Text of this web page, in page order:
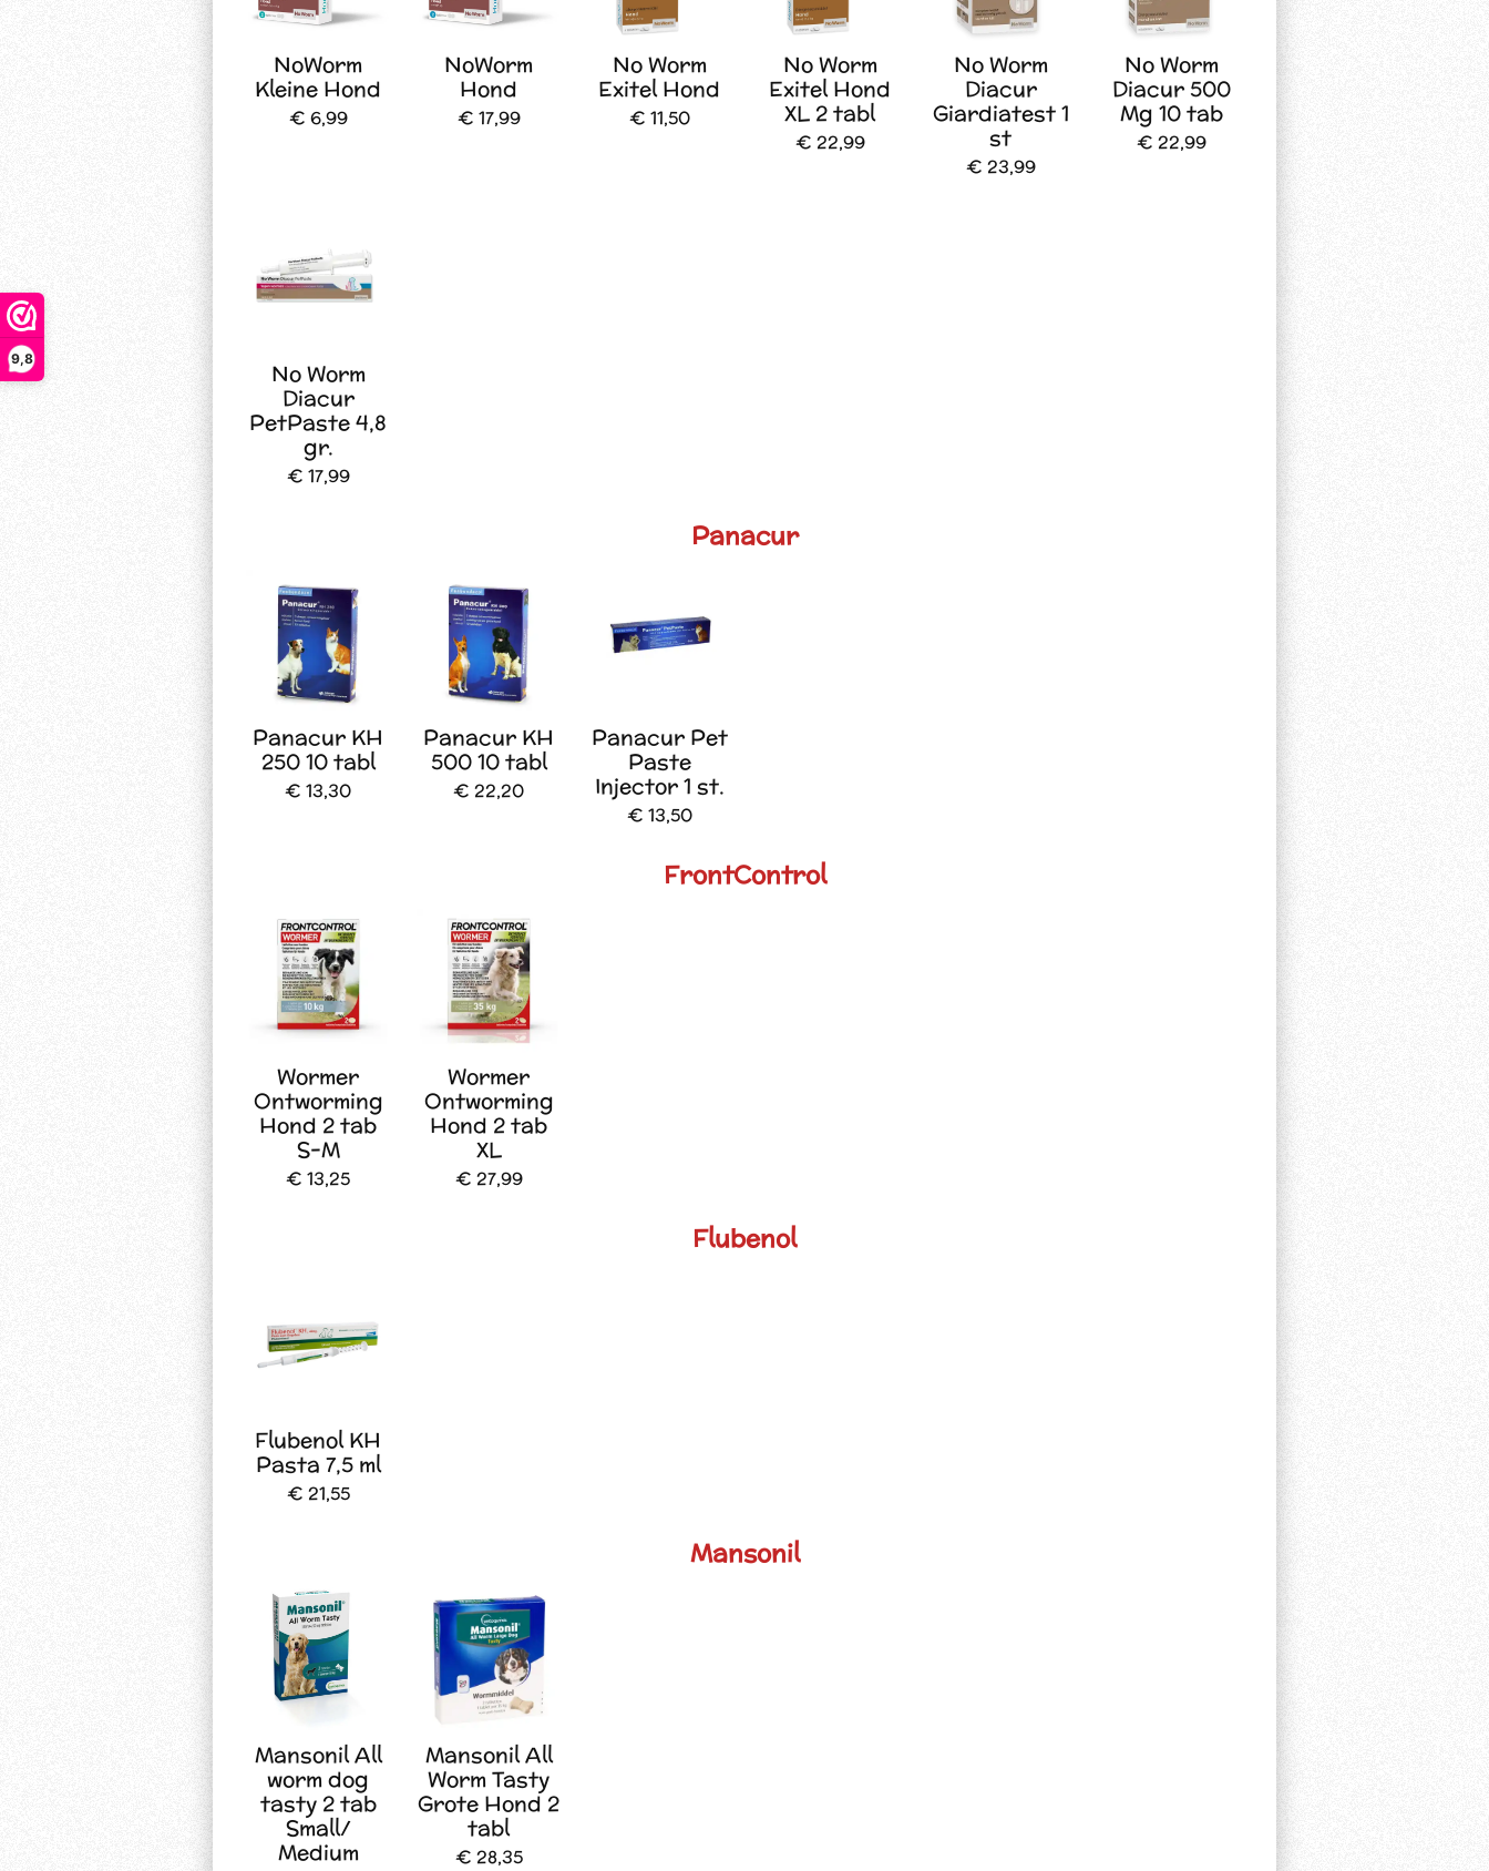
9,8
NoWorm
Kleine Hond
€ 6,99
NoWorm
Hond
€ 17,99
No Worm
Exitel Hond
€ 11,50
No Worm
Exitel Hond
XL 2 tabl
€ 22,99
No Worm
Diacur
Giardiatest 1
st
€ 23,99
No Worm
Diacur 500
Mg 10 tab
€ 22,99
No Worm
Diacur
PetPaste 4,8
gr.
€ 17,99
Panacur
Panacur KH
250 10 tabl
€ 13,30
Panacur KH
500 10 tabl
€ 22,20
Panacur Pet
Paste
Injector 1 st.
€ 13,50
FrontControl
Wormer
Ontworming
Hond 2 tab
S-M
€ 13,25
Wormer
Ontworming
Hond 2 tab
XL
€ 27,99
Flubenol
Flubenol KH
Pasta 7,5 ml
€ 21,55
Mansonil
Mansonil All
worm dog
tasty 2 tab
Small/
Medium
Mansonil All
Worm Tasty
Grote Hond 2
tabl
€ 28,35